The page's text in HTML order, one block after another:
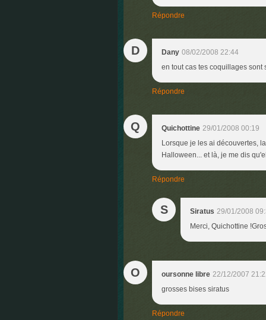
Répondre
D Dany 08/02/2008 22:44
en tout cas tes coquillages sont
Répondre
Q Quichottine 29/01/2008 00:19
Lorsque je les ai découvertes,
Halloween... et là, je me dis
Répondre
S Siratus 29/01/2008
Merci, Quichottine
O oursonne libre 22/12/2007
grosses bises siratus
Répondre